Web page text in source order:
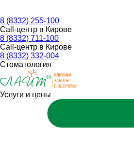
8 (8332) 255-100
Call-центр в Кирове
8 (8332) 711-100
Call-центр в Кирове
8 (8332) 332-004
Стоматология
Услуги и цены